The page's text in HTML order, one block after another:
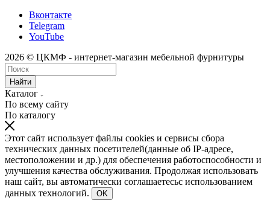
Вконтакте
Telegram
YouTube
2026 © ЦКМФ - интернет-магазин мебельной фурнитуры
Найти
Каталог
По всему сайту
По каталогу
Этот сайт использует файлы cookies и сервисы сбора
технических данных посетителей(данные об IP-адресе,
местоположении и др.) для обеспечения работоспособности и
улучшения качества обслуживания. Продолжая использовать
наш сайт, вы автоматически соглашаетесьс использованием
данных технологий.
OK